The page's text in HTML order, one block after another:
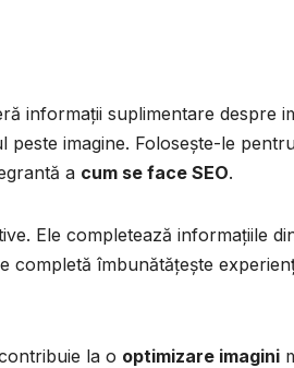
informații suplimentare despre
imagine. Folosește-le
a cum se face SEO.
Ele completează informațiile
completă îmbunătățește
la o optimizare imagini